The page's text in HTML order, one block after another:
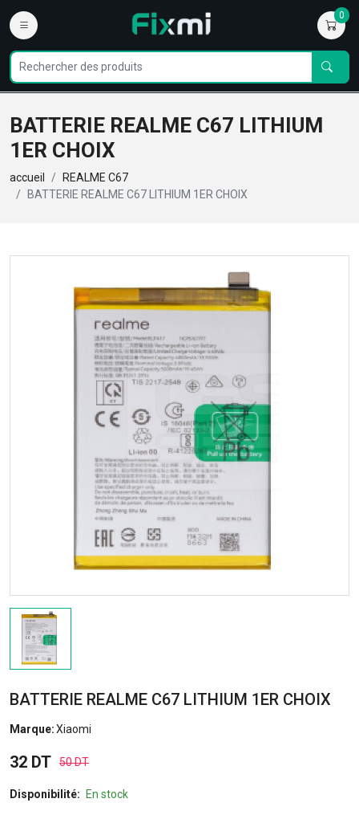
0
BATTERIE REALME C67 LITHIUM
1ER CHOIX
accueil
REALME C67
BATTERIE REALME C67 LITHIUM 1ER CHOIX
BATTERIE REALME C67 LITHIUM 1ER CHOIX
Marque:Xiaomi
32 DT 50 DT
Disponibilité: En stock